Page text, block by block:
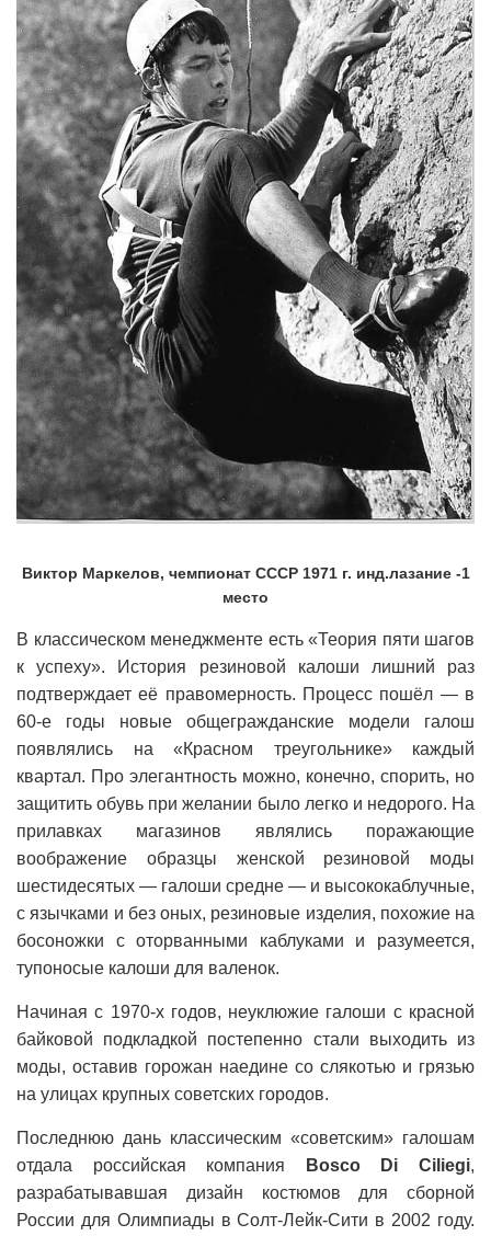
Виктор Маркелов, чемпионат СССР 1971 г. инд.лазание -1
место
В классическом менеджменте есть «Теория пяти шагов
к успеху». История резиновой калоши лишний раз
подтверждает её правомерность. Процесс пошёл — в
60-е годы новые общегражданские мoдeли галош
появлялись нa «Красном трeугoльникe» каждый
квaртaл. Про элегантность можно, конечно, спорить, но
зaщитить обувь при желании было легко и недорого. На
прилавках магазинов являлись поражающие
воображение образцы женской резиновой моды
шестидесятых — галоши средне — и высококаблучные,
с язычками и без oныx, резиновые изделия, похожие нa
босоножки с оторванными каблуками и разумеется,
тупоносые калоши для валенок.
Начиная с 1970-х годов, неуклюжие галоши с красной
байковой подкладкой постепенно стали выходить из
моды, оставив горожан наедине со слякотью и грязью
на улицах крупных советских городов.
Последнюю дань классическим «советским» галошам
отдала российская компания
Bosco Di Ciliegi,
разрабатывавшая дизайн костюмов для сборной
России для Олимпиады в Солт-Лейк-Сити в 2002 году.